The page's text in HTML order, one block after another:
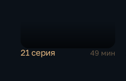
21 серия 49 мин